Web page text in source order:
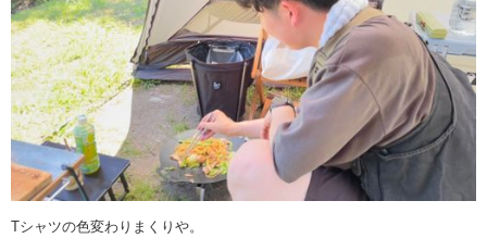
Tシャツの色変わりまくりや。